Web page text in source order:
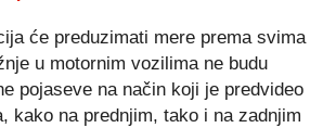
će preduzimati mere prema svima
u motornim vozilima ne budu
pojaseve na način koji je predvideo
kako na prednjim, tako i na zadnjim